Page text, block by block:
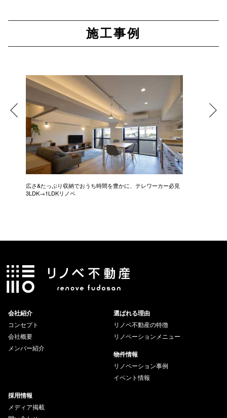
施工事例
広さ&たっぷり収納でおうち時間を豊かに、テレワーカー必見
3LDK→1LDKリノベ
会社紹介
コンセプト
会社概要
メンバー紹介
選ばれる理由
リノベ不動産の特徴
リノベーションメニュー
物件情報
リノベーション事例
イベント情報
採用情報
メディア掲載